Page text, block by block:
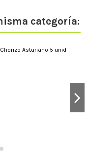
categoría: